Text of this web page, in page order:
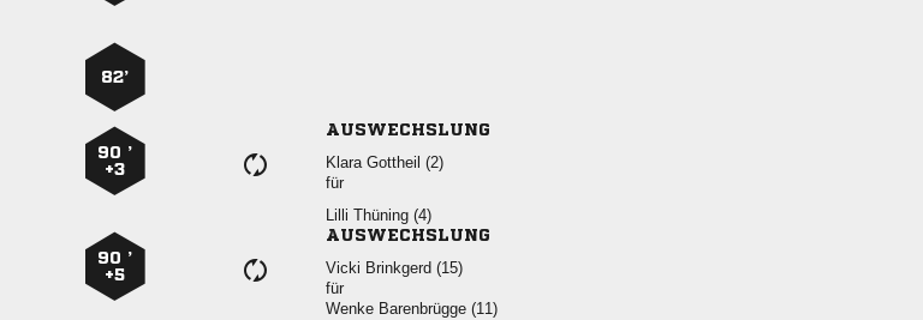
82’
90 ’
+3
AUSWECHSLUNG
  
für
  
90 ’
+5
AUSWECHSLUNG
  
für
  